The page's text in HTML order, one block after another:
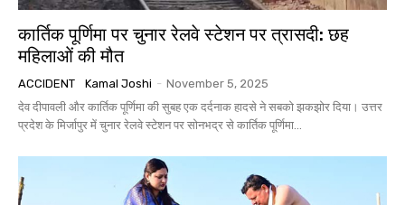
कार्तिक पूर्णिमा पर चुनार रेलवे स्टेशन पर त्रासदी: छह
महिलाओं की मौत
ACCIDENT Kamal Joshi - November 5, 2025
देव दीपावली और कार्तिक पूर्णिमा की सुबह एक दर्दनाक हादसे ने सबको झकझोर दिया। उत्तर
प्रदेश के मिर्जापुर में चुनार रेलवे स्टेशन पर सोनभद्र से कार्तिक पूर्णिमा...